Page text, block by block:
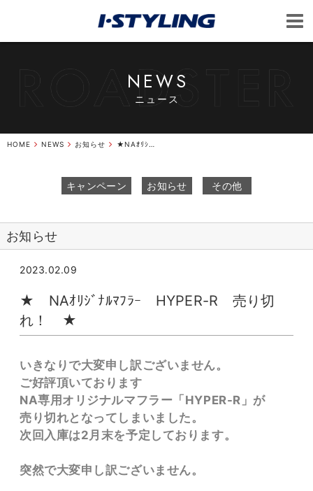
NEWS
ニュース
HOME NEWS お知らせ ★NAｵﾘｼﾞﾅﾙﾏﾌﾗｰHYPER-R売り切れ！★
キャンペーン お知らせ その他
お知らせ
2023.02.09
★ NAｵﾘｼﾞﾅﾙﾏﾌﾗｰ HYPER-R 売り切
れ！ ★
いきなりで大変申し訳ございません。
ご好評頂いております
NA専用オリジナルマフラー「HYPER-R」が
売り切れとなってしまいました。
次回入庫は2月末を予定しております。
突然で大変申し訳ございません。